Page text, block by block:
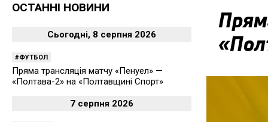
ОСТАННІ НОВИНИ
Сьогодні, 8 серпня 2026
ФУТБОЛ
Пряма трансляція матчу «Пенуел» —
«Полтава-2» на «Полтавщині Спорт»
7 серпня 2026